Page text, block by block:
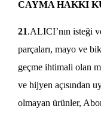
CAYMA HAKKI
21.ALICI’nın isteği
parçaları, mayo ve
geçme ihtimali olan
ve hijyen açısından
olmayan ürünler,